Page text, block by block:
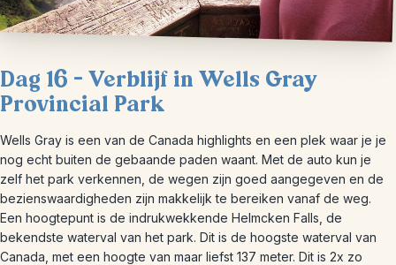
Dag 16 – Verblijf in Wells Gray
Provincial Park
Wells Gray is een van de Canada highlights en een plek waar je je
nog echt buiten de gebaande paden waant. Met de auto kun je
zelf het park verkennen, de wegen zijn goed aangegeven en de
bezienswaardigheden zijn makkelijk te bereiken vanaf de weg.
Een hoogtepunt is de indrukwekkende Helmcken Falls, de
bekendste waterval van het park. Dit is de hoogste waterval van
Canada, met een hoogte van maar liefst 137 meter. Dit is 2x zo